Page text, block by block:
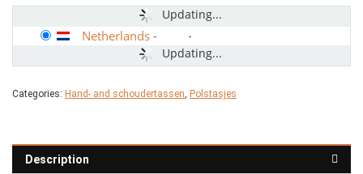
Updating...
Updating...
Netherlands -
Categories: Hand- and schoudertassen, Polstasjes
Description